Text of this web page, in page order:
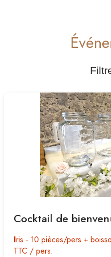
Cocktail de
Iris - 10 pièces/pers +
TTC / pers.